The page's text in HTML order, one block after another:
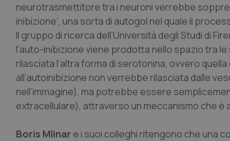
neurotrasmettitore tra i neuroni verrebbe
inibizione’, una sorta di autogol nel quale il
Il gruppo di ricerca dell’Università degli Studi di
l'auto-inibizione viene prodotta nello spazio tra
rilasciata l’altra forma di serotonina, ovvero
all’autoinibizione non verrebbe rilasciata dalle
nell’immagine), ma potrebbe essere
extracellulare), attraverso un meccanismo che è
Boris Mlinar e i suoi colleghi ritengono che una